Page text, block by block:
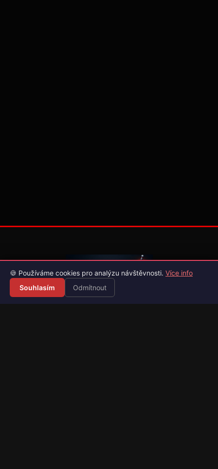
Váš průvodce světem videoher. Novinky, recenze a česko-
🍪 Používáme cookies pro analýzu návštěvnosti. Více info
Souhlasím
Odmítnout